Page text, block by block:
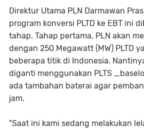
Direktur Utama PLN Darmawan
program konversi PLTD ke EBT ini
tahap. Tahap pertama, PLN akan
dengan 250 Megawatt (MW) PLTD
beberapa titik di Indonesia.
diganti menggunakan PLTS
ada tambahan baterai agar
jam.
"Saat ini kami sedang melakukan